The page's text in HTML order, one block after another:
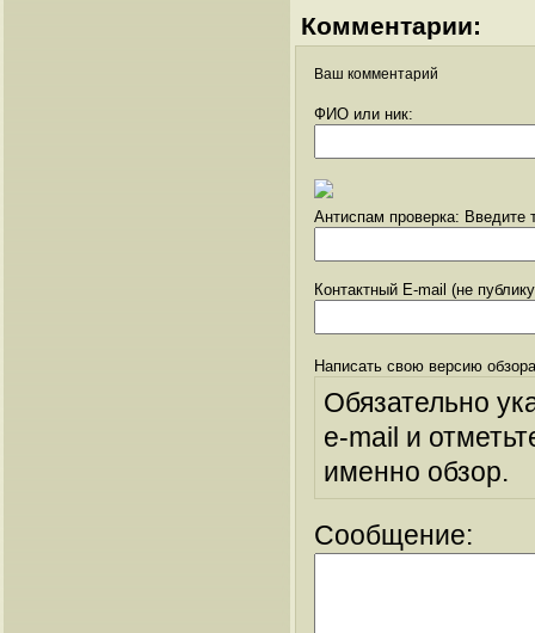
Комментарии:
Ваш комментарий
ФИО или ник:
Антиспам проверка: Введите
Контактный E-mail (не
Написать свою версию
Обязательно
e-mail и
именно обзор.
Сообщение: